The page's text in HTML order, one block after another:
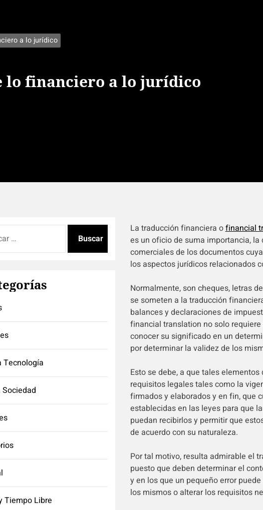
a lo jurídico
lo financiero a lo jurídico
La traducción financiera ofinancial
es un oficio de suma importancia,
comerciales de los documentos
los aspectos jurídicos relacionados
Normalmente, son cheques, letras
se someten a la traducción
balances y declaraciones de
financial translation no solo
conocer su significado en un
por determinar la validez de los
Esto se debe, a que tales
requisitos legales tales como la
firmados y elaborados y en fin, que
establecidas en las leyes para que
puedan recibirlos y permitir que
de acuerdo con su naturaleza.
Por tal motivo, resulta admirable el
puesto que deben determinar el
y en los que un pequeño error
los mismos o alterar los requisitos
Tecnología
Sociedad
Tiempo Libre